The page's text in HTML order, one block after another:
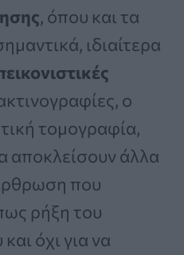
, όπου και τα
ιδιαίτερα
ο
τομογραφία,
αποκλείσουν άλλα
που
ρήξη του
όχι για να